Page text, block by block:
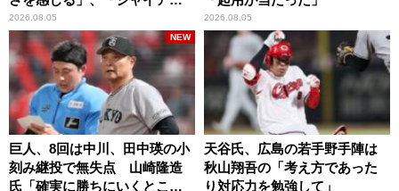
ツには少ないタイプ」
2026.08.05 2026.08.05
巨人、8回は中川、田中瑛の小
刻み継投で無失点 山崎隆造
氏「確実に勝ちにいくとこ
NEW
天谷氏、広島の若手野手陣は
秋山翔吾の「考え方であった
り対応力を勉強して」